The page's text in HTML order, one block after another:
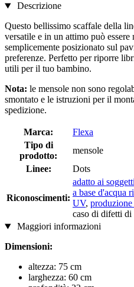
Descrizione
Questo bellissimo scaffale della
versatile e in un attimo può essere
semplicemente posizionato sul
preferenze. Perfetto per riporre
utili per il tuo bambino.
Nota: le mensole non sono
smontato e le istruzioni per il
spedizione.
Marca:
Flexa
Tipo di
prodotto:
mensole
Linee:
Dots
Riconoscimenti:
adatto ai
a base d'acqua
UV,
caso di difetti di
Maggiori informazioni
Dimensioni:
altezza: 75 cm
larghezza: 60 cm